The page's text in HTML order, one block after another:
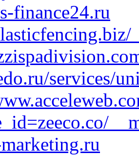
finance24.ru
services/